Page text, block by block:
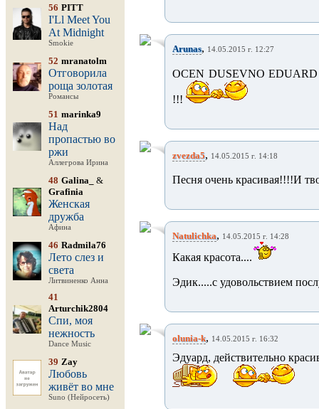
56 PITT
I'Ll Meet You
At Midnight
Smokie
52 mranatolm
Отговорила
роща золотая
Романсы
51 marinka9
Над
пропастью во
ржи
Аллегрова Ирина
48 Galina_
&
Grafinia
Женская
дружба
Афина
46 Radmila76
Лето слез и
света
Литвиненко Анна
41
Arturchik2804
Спи, моя
нежность
Dance Music
39 Zay
Любовь
живёт во мне
Suno (Нейросеть)
Arunas, 14.05.2015 г. 12:27
OCEN DUSEVNO
!!!
zvezda5, 14.05.2015 г. 14:18
Песня очень красивая!!!!И
Natulichka, 14.05.2015 г. 14:28
Какая красота....
Эдик.....с удовольствием
olunia-k, 14.05.2015 г. 16:32
Эдуард, действительно